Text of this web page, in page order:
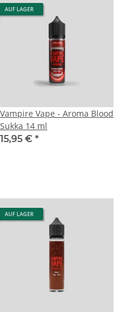
AUF LAGER
Vampire Vape - Aroma Blood
Sukka 14 ml
15,95 € *
AUF LAGER